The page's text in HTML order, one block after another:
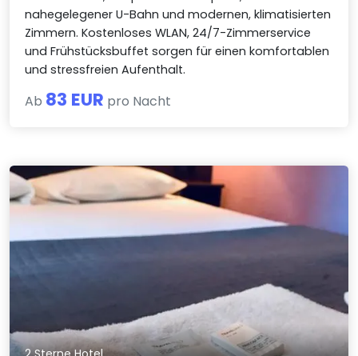
nahegelegener U-Bahn und modernen, klimatisierten
Zimmern. Kostenloses WLAN, 24/7-Zimmerservice
und Frühstücksbuffet sorgen für einen komfortablen
und stressfreien Aufenthalt.
Ab 83 EUR pro Nacht